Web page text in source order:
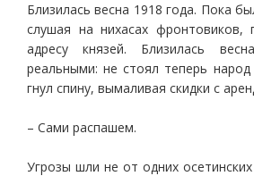
Близилась весна 1918 года. Пока
слушая на нихасах фронтовиков,
адресу князей. Близилась
реальными: не стоял теперь
гнул спину, вымаливая скидки с
– Сами распашем.
Угрозы шли не от одних